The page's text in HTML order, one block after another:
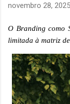
novembro 28, 2025
O Branding como
limitada à matriz